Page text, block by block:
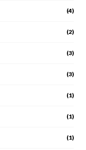
(4)
(2)
(3)
(3)
(1)
(1)
(1)